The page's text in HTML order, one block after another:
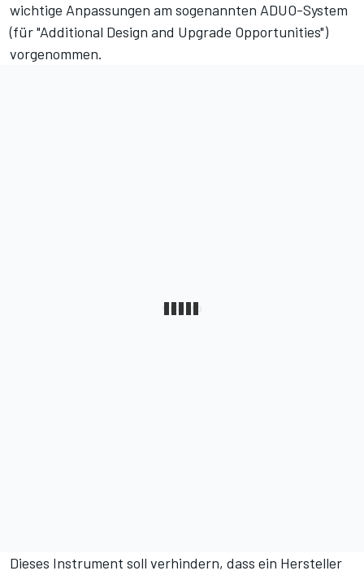
wichtige Anpassungen am sogenannten ADUO-System
(für "Additional Design and Upgrade Opportunities")
vorgenommen.
Dieses Instrument soll verhindern, dass ein Hersteller